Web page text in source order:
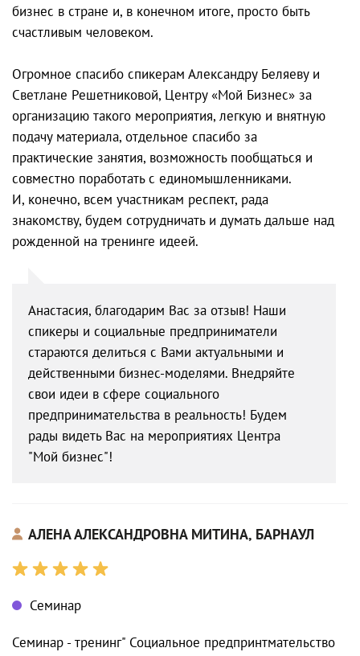
бизнес в стране и, в конечном итоге, просто быть
счастливым человеком.
Огромное спасибо спикерам Александру Беляеву и
Светлане Решетниковой, Центру «Мой Бизнес» за
организацию такого мероприятия, легкую и внятную
подачу материала, отдельное спасибо за
практические занятия, возможность пообщаться и
совместно поработать с единомышленниками.
И, конечно, всем участникам респект, рада
знакомству, будем сотрудничать и думать дальше над
рожденной на тренинге идеей.
Анастасия, благодарим Вас за отзыв! Наши
спикеры и социальные предприниматели
стараются делиться с Вами актуальными и
действенными бизнес-моделями. Внедряйте
свои идеи в сфере социального
предпринимательства в реальность! Будем
рады видеть Вас на мероприятиях Центра
"Мой бизнес"!
АЛЕНА АЛЕКСАНДРОВНА МИТИНА, БАРНАУЛ
Семинар
Семинар - тренинг" Социальное предпринтмательство